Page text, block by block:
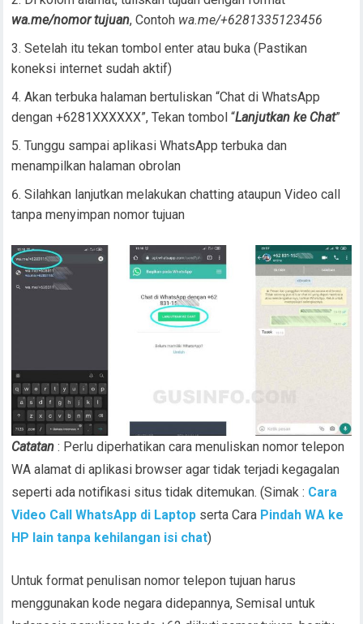
wa.me/nomor tujuan, Contoh wa.me/+6281335123456
Setelah itu tekan tombol enter atau buka (Pastikan
koneksi internet sudah aktif)
Akan terbuka halaman bertuliskan “Chat di WhatsApp
dengan +6281XXXXXX”, Tekan tombol “Lanjutkan ke Chat”
Tunggu sampai aplikasi WhatsApp terbuka dan
menampilkan halaman obrolan
Silahkan lanjutkan melakukan chatting ataupun Video call
tanpa menyimpan nomor tujuan
Catatan: Perlu diperhatikan cara menuliskan nomor telepon
WA alamat di aplikasi browser agar tidak terjadi kegagalan
seperti ada notifikasi situs tidak ditemukan. (Simak : Cara
Video Call WhatsApp di Laptop serta Cara Pindah WA ke
HP lain tanpa kehilangan isi chat)
Untuk format penulisan nomor telepon tujuan harus
menggunakan kode negara didepannya, Semisal untuk